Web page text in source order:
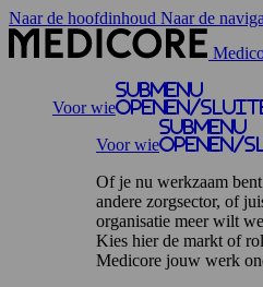
Naar de hoofdinhoud Naar de
Voor wie
Submenu
openen/
Voor wie
Submenu
openen/
Of je nu werkzaam
andere zorgsector, of
organisatie meer wilt
Kies hier de markt of
Medicore jouw werk